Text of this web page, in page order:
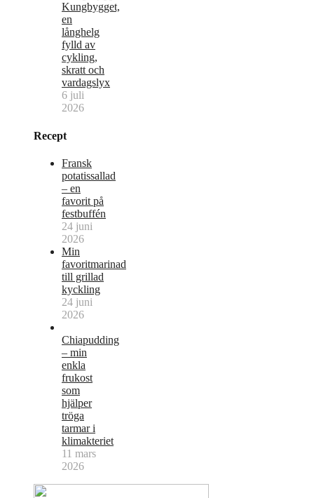
Kungbygget,
en
långhelg
fylld av
cykling,
skratt och
vardagslyx
6 juli
2026
Recept
Fransk
potatissallad
– en
favorit på
festbuffén
24 juni
2026
Min
favoritmarinad
till grillad
kyckling
24 juni
2026
Chiapudding
– min
enkla
frukost
som
hjälper
tröga
tarmar i
klimakteriet
11 mars
2026